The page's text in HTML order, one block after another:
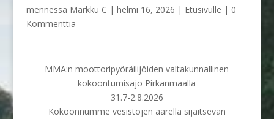
mennessä Markku C | helmi 16, 2026 | Etusivulle | 0
Kommenttia
MMA:n moottoripyöräilijöiden valtakunnallinen
kokoontumisajo Pirkanmaalla
31.7-2.8.2026
Kokoonnumme vesistöjen äärellä sijaitsevan